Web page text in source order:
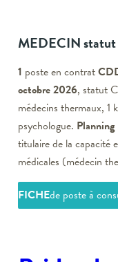
MEDECIN statut
1 poste en contrat
octobre 2026, statut
médecins thermaux, 1
psychologue. Planning
titulaire de la capacité
médicales (médecin
FICHEde poste à